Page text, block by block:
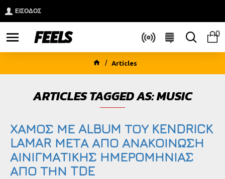
ΕΙΣΟΔΟΣ
0
Articles
ARTICLES TAGGED AS: MUSIC
ΧΑΜΟΣ ΜΕ ALBUM ΤΟΥ KENDRICK
LAMAR ΜΕΤΑ ΑΠΟ ΑΝΑΚΟΙΝΩΣΗ
ΑΙΝΙΓΜΑΤΙΚΗΣ ΗΜΕΡΟΜΗΝΙΑΣ
ΑΠΟ ΤΗΝ TDE